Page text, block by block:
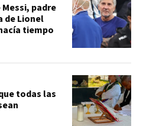
padre
de Lionel
tiempo
todas las